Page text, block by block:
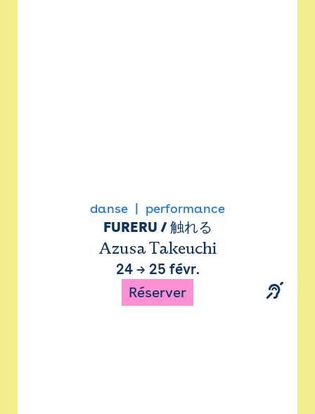
danse performance
FURERU / 触れる
Azusa Takeuchi
24→ 25 févr.
Réserver